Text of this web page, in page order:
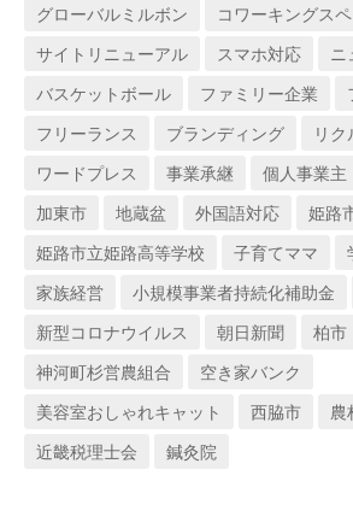
グローバルミルボン
コワーキングス
サイトリニューアル
スマホ対応
ニ
バスケットボール
ファミリー企業
フリーランス
ブランディング
リ
ワードプレス
事業承継 個人事業主
加東市
地蔵盆 外国語対応
姫路
姫路市立姫路高等学校
子育てママ
家族経営
小規模事業者持続化補助金
新型コロナウイルス
朝日新聞 柏市
神河町杉営農組合
空き家バンク
美容室おしゃれキャット
西脇市
農
近畿税理士会
鍼灸院